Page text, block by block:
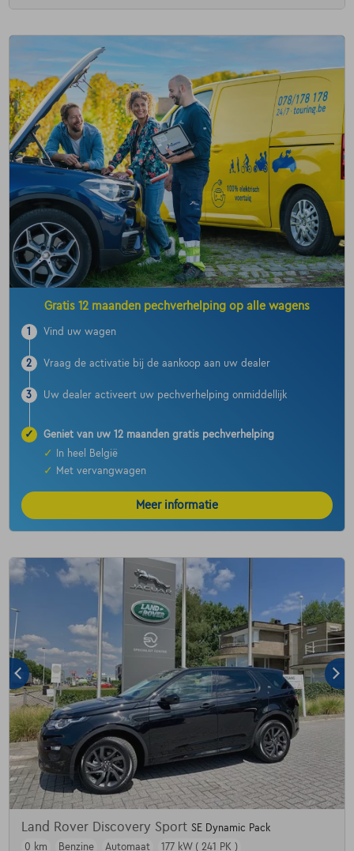
Gratis 12 maanden pechverhelping op alle wagens
1 Vind uw wagen
2 Vraag de activatie bij de aankoop aan uw dealer
3 Uw dealer activeert uw pechverhelping onmiddellijk
✓
Geniet van uw 12 maanden gratis pechverhelping
✓
In heel België
✓
Met vervangwagen
Meer informatie
Land Rover Discovery Sport SE Dynamic Pack
0 km
Benzine Automaat 177 kW ( 241 PK )